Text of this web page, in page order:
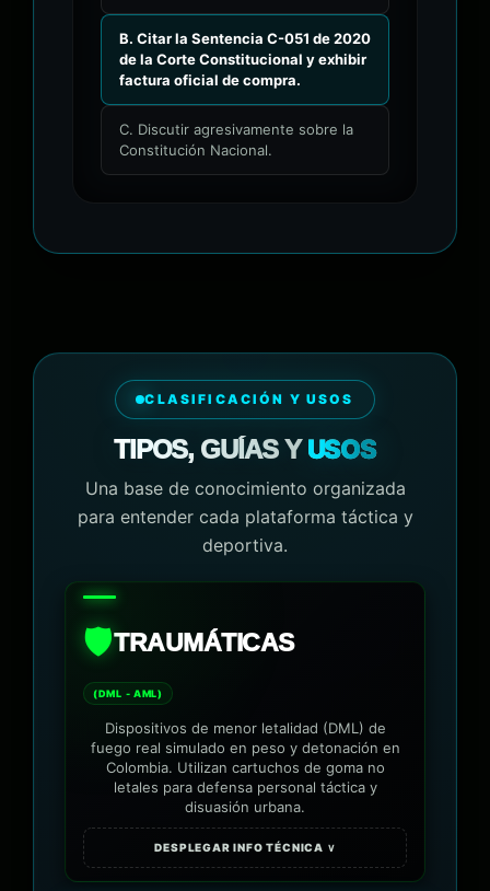
B. Citar la Sentencia C-051 de 2020
de la Corte Constitucional y exhibir
factura oficial de compra.
C. Discutir agresivamente sobre la
Constitución Nacional.
CLASIFICACIÓN Y USOS
TIPOS, GUÍAS YUSOS
Una base de conocimiento organizada
para entender cada plataforma táctica y
deportiva.
🛡️TRAUMÁTICAS
(DML - AML)
Dispositivos de menor letalidad (DML) de
fuego real simulado en peso y detonación en
Colombia. Utilizan cartuchos de goma no
letales para defensa personal táctica y
disuasión urbana.
DESPLEGAR INFO TÉCNICA ∨